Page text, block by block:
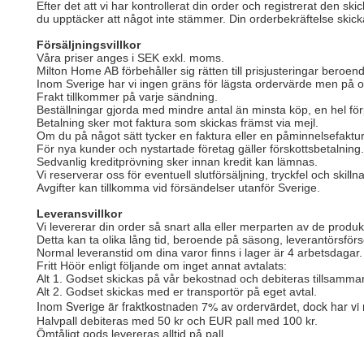
Efter det att vi har kontrollerat din order och registrerat den
du upptäcker att något inte stämmer. Din orderbekräftelse
Försäljningsvillkor
Våra priser anges i SEK exkl. moms.
Milton Home AB förbehåller sig rätten till prisjusteringar
Inom Sverige har vi ingen gräns för lägsta ordervärde men
Frakt tillkommer på varje sändning.
Beställningar gjorda med mindre antal än minsta köp, en hel
Betalning sker mot faktura som skickas främst via mejl.
Om du på något sätt tycker en faktura eller en
För nya kunder och nystartade företag gäller
Sedvanlig kreditprövning sker innan kredit kan lämnas.
Vi reserverar oss för eventuell slutförsäljning, tryckfel och
Avgifter kan tillkomma vid försändelser utanför Sverige.
Leveransvillkor
Vi levererar din order så snart alla eller merparten av de
Detta kan ta olika lång tid, beroende på säsong,
Normal leveranstid om dina varor finns i lager är 4
Fritt Höör enligt följande om inget annat avtalats:
Alt 1. Godset skickas på vår bekostnad och debiteras
Alt 2. Godset skickas med er transportör på eget avtal.
Inom Sverige är fraktkostnaden 7% av ordervärdet, dock har
Halvpall debiteras med 50 kr och EUR pall med 100 kr.
Ömtåligt gods levereras alltid på pall.